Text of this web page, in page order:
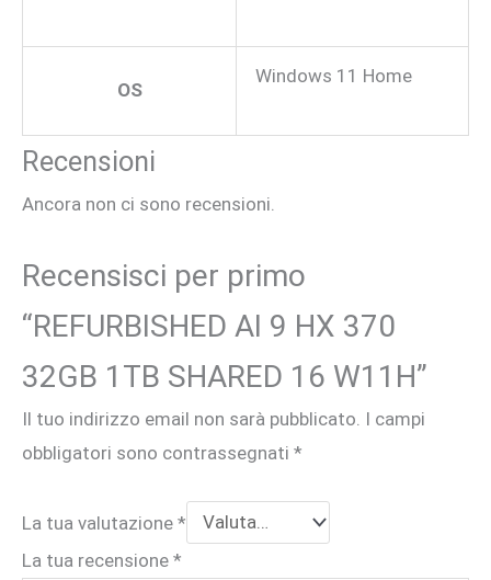
OS
Windows 11 Home
Recensioni
Ancora non ci sono recensioni.
Recensisci per primo
“REFURBISHED AI 9 HX 370
32GB 1TB SHARED 16 W11H”
Il tuo indirizzo email non sarà pubblicato. I campi
obbligatori sono contrassegnati *
La tua valutazione *
La tua recensione *